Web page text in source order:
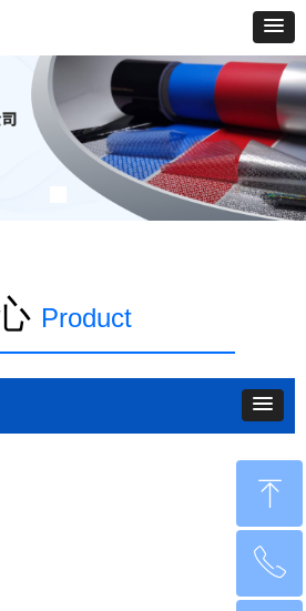
Product
ꁸ
回到顶部
ꂅ